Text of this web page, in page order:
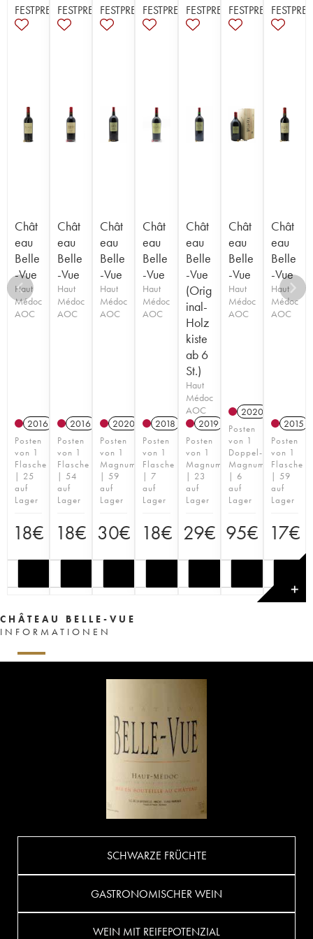
FESTPREISE
Chât
eau
Belle
-Vue
Haut
Médoc
AOC
2016
Posten
von 1
Flasche
| 25
auf
Lager
18€
FESTPREISE
Chât
eau
Belle
-Vue
Haut
Médoc
AOC
2016
Posten
von 1
Flasche
| 54
auf
Lager
18€
FESTPREISE
Chât
eau
Belle
-Vue
Haut
Médoc
AOC
2020
Posten
von 1
Magnum
| 59
auf
Lager
30€
FESTPREISE
Chât
eau
Belle
-Vue
Haut
Médoc
AOC
2018
Posten
von 1
Flasche
| 7
auf
Lager
18€
FESTPREISE
Chât
eau
Belle
-Vue
(Orig
inal-
Holz
kiste
ab 6
St.)
Haut
Médoc
AOC
2019
Posten
von 1
Magnum
| 23
auf
Lager
29€
FESTPREISE
Chât
eau
Belle
-Vue
Haut
Médoc
AOC
2020
Posten
von 1
Doppel-
Magnum
| 6
auf
Lager
95€
Chât
eau
Belle
-Vue
Haut
Médoc
AOC
2015
Posten
von 1
Flasche
| 59
auf
Lager
17€
✕
CHÂTEAU BELLE-VUE
INFORMATIONEN
SCHWARZE FRÜCHTE
GASTRONOMISCHER WEIN
WEIN MIT REIFEPOTENZIAL